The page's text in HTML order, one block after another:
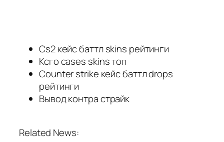
Cs2 кейс баттл skins рейтинги
Ксго cases skins топ
Counter strike кейс баттл drops
рейтинги
Вывод контра страйк
Related News: